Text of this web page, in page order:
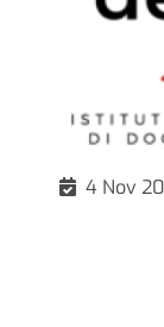
4 Nov